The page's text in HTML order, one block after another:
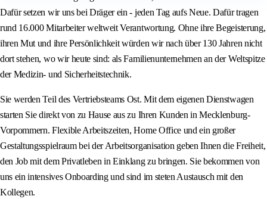
Dafür setzen wir uns bei Dräger ein - jeden Tag aufs Neue. Dafür tragen
rund 16.000 Mitarbeiter weltweit Verantwortung. Ohne ihre Begeisterung,
ihren Mut und ihre Persönlichkeit würden wir nach über 130 Jahren nicht
dort stehen, wo wir heute sind: als Familienunternehmen an der Weltspitze
der Medizin- und Sicherheitstechnik.
Sie werden Teil des Vertriebsteams Ost. Mit dem eigenen Dienstwagen
starten Sie direkt von zu Hause aus zu Ihren Kunden in Mecklenburg-
Vorpommern. Flexible Arbeitszeiten, Home Office und ein großer
Gestaltungsspielraum bei der Arbeitsorganisation geben Ihnen die Freiheit,
den Job mit dem Privatleben in Einklang zu bringen. Sie bekommen von
uns ein intensives Onboarding und sind im steten Austausch mit den
Kollegen.